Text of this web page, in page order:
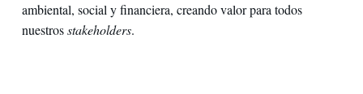
ambiental, social y financiera, creando valor para todos
nuestrosstakeholders.